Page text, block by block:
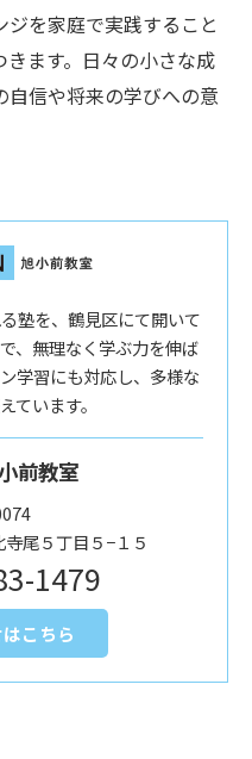
を家庭で実践すること
ます。日々の小さな成
信や将来の学びへの意
塾を、鶴見区にて開いて
、無理なく学ぶ力を伸ば
学習にも対応し、多様な
ています。
前教室
尾５丁目５−１５
1479
こちら